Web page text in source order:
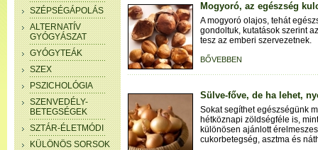
SZÉPSÉGÁPOLÁS
ALTERNATÍV
GYÓGYÁSZAT
GYÓGYTEÁK
SZEX
PSZICHOLÓGIA
SZENVEDÉLY-
BETEGSÉGEK
SZTÁR-ÉLETMÓDI
KÜLÖNÖS SORSOK
Mogyoró, az egészség
A mogyoró olajos, tehát
gondoltuk, kutatások szerint
tesz az emberi szervezetnek.
BŐVEBBEN
Sülve-főve, de ha lehet,
Sokat segíthet egészségünk
hétköznapi zöldségféle is,
különösen ajánlott
cukorbetegség, asztma és